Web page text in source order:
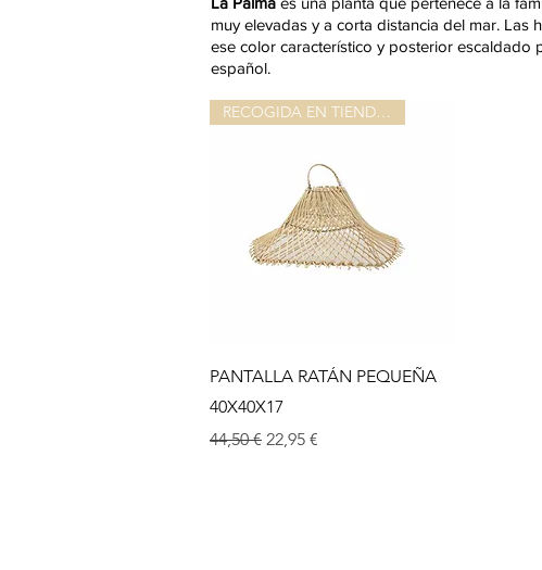
muy elevadas y a corta distancia del mar.
ese color característico y posterior escaldado
español.
Aperçu rapide
RECOGIDA EN TIENDA O ALMACEN
PANTALLA RATÁN PEQUEÑA
40X40X17
Prix original
44,50 € Prix promotionnel
22,95 €